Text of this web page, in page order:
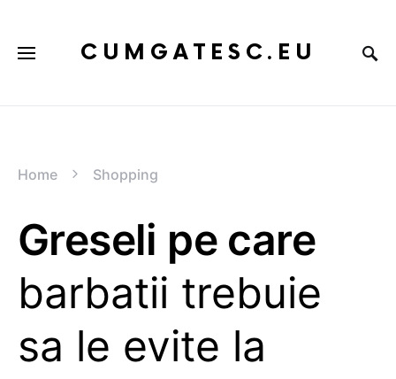
CUMGATESC.EU
Home Shopping
Greseli pe care
barbatii trebuie
sa le evite la